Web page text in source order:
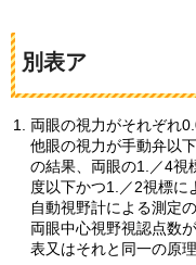
別表ア
両眼の視力がそれぞれ
他眼の視力が手動弁以
の結果、両眼の1.／4視
度以下かつ1.／2視標に
自動視野計による測定
両眼中心視野視認点数
表又はそれと同一の原